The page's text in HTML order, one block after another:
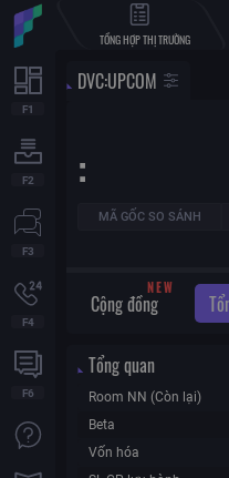
TỔNG HỢP THỊ TRƯỜNG
DVC:UPCOM
:
MÃ GỐC SO SÁNH
NEW
Cộng đồng
Tổng quan
Room NN (Còn lại)
Beta
Vốn hóa